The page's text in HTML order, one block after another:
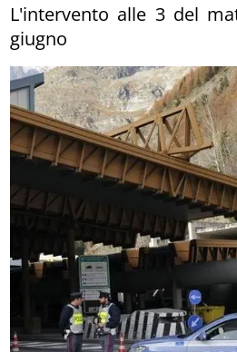
L'intervento alle 3 del
giugno